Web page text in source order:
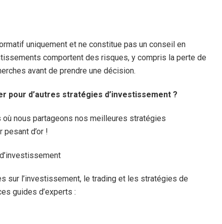
uniquement et ne constitue pas un conseil en
comportent des risques, y compris la perte de
avant de prendre une décision.
pour d’autres stratégies d’investissement ?
nous partageons nos meilleures stratégies
d’or !
sur l’investissement, le trading et les stratégies de
guides d’experts :